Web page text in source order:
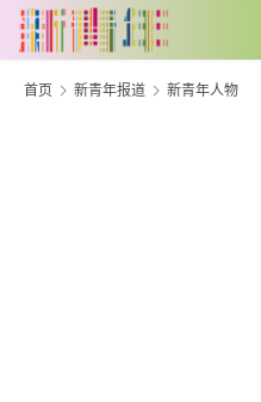
首页 新青年报道 新青年人物